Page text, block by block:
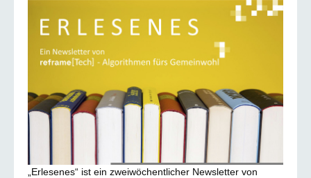
„Erlesenes“ ist ein zweiwöchentlicher Newsletter von